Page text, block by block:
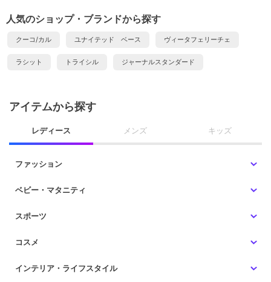
人気のショップ・ブランドから探す
クーコ/カル ユナイテッド ベース ヴィータフェリーチェ
ラシット トライシル ジャーナルスタンダード
アイテムから探す
レディース メンズ キッズ
ファッション
ベビー・マタニティ
スポーツ
コスメ
インテリア・ライフスタイル